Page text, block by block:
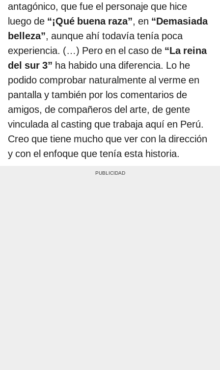
antagónico, que fue el personaje que hice
luego de “¡Qué buena raza”, en “Demasiada
belleza”, aunque ahí todavía tenía poca
experiencia. (…) Pero en el caso de “La reina
del sur 3” ha habido una diferencia. Lo he
podido comprobar naturalmente al verme en
pantalla y también por los comentarios de
amigos, de compañeros del arte, de gente
vinculada al casting que trabaja aquí en Perú.
Creo que tiene mucho que ver con la dirección
y con el enfoque que tenía esta historia.